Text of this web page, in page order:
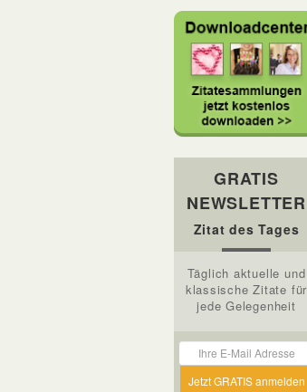
GRATIS
NEWSLETTER
Zitat des Tages
Täglich aktuelle und
klassische Zitate für
jede Gelegenheit